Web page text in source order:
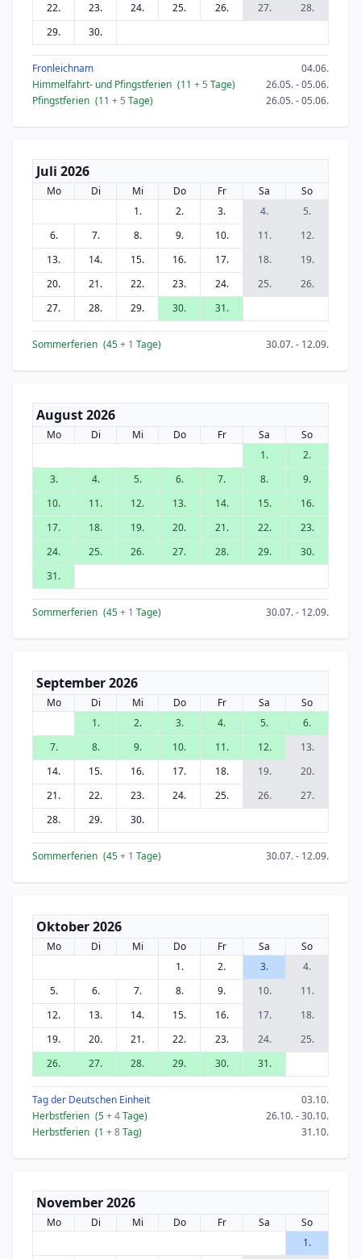
22. 23. 24. 25. 26. 27.
28.
29.
30.
Fronleichnam
04.06.
Himmelfahrt- und Pfingstferien (11 + 5 Tage)
26.05. - 05.06.
Pfingstferien (11 + 5 Tage) 26.05. - 05.06.
Juli 2026
Mo Di Mi Do Fr Sa
So
1.
2. 3. 4.
5.
6.
7. 8. 9. 10. 11.
12.
13.
14. 15. 16. 17. 18.
19.
20.
21. 22. 23. 24. 25.
26.
27.
28. 29. 30. 31.
Sommerferien (45+ 1 Tage) 30.07. - 12.09.
August 2026
Mo Di Mi Do Fr Sa
So
1.
2.
3.
4. 5. 6. 7. 8.
9.
10.
11. 12. 13. 14. 15.
16.
17.
18. 19. 20. 21. 22.
23.
24.
25. 26. 27. 28. 29.
30.
31.
Sommerferien (45+ 1 Tage) 30.07. - 12.09.
September 2026
Mo Di Mi Do Fr Sa
So
1.
2. 3. 4. 5.
6.
7.
8. 9. 10. 11. 12.
13.
14.
15. 16. 17. 18. 19.
20.
21.
22. 23. 24. 25. 26.
27.
28.
29. 30.
Sommerferien (45+ 1 Tage) 30.07. - 12.09.
Oktober 2026
Mo Di Mi Do Fr Sa
So
1.
2. 3.
4.
5.
6. 7. 8. 9. 10.
11.
12.
13. 14. 15. 16. 17.
18.
19.
20. 21. 22. 23. 24.
25.
26.
27. 28. 29. 30. 31.
Tag der Deutschen Einheit
03.10.
Herbstferien (5+ 4Tage)
26.10. - 30.10.
Herbstferien (1 + 8Tag) 31.10.
November 2026
Mo Di Mi Do Fr Sa
So
1.